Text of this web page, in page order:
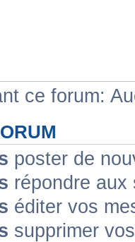
ce forum:
poster de
répondre aux
éditer vos
supprimer